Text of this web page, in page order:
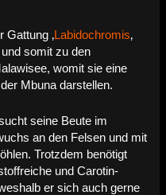
Gattung ‚Labidochromis‚
somit zu den
womit sie eine
Mbuna darstellen.
seine Beute im
an den Felsen und mit
Trotzdem benötigt
und Carotin-
er sich auch gerne